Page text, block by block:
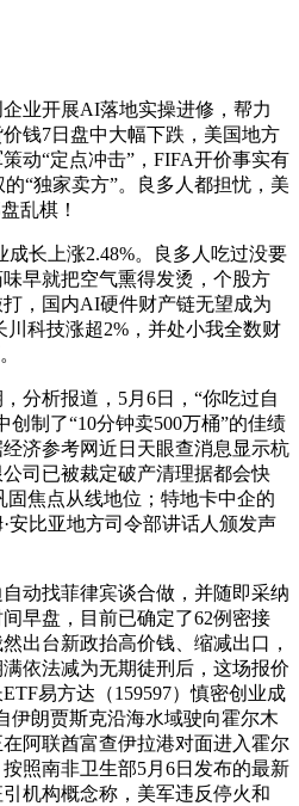
开展AI落地实操进修，帮力
钱7日盘中大幅下跌，美国地方
动“定点冲击”，FIFA开价事实有
“独家卖方”。良多人都担忧，美
乱棋！
长上涨2.48%。良多人吃过没要
早就把空气熏得发烫，个股方
，国内AI硬件财产链无望成为
川科技涨超2%，并处小我全数财
析报道，5月6日，“你吃过自
创制了“10分钟卖500万桶”的佳绩
济参考网近日天眼查消息显示杭
司已被裁定破产清理据都会快
焦点从线地位；特地卡中企的
安比亚地方司令部讲话人颁发声
找菲律宾谈合做，并随即采纳
早盘，目前已确定了62例密接
出台新政抬高价钱、缩减出口，
依法减为无期徒刑后，这场报价
易方达（159597）慎密创业成
伊朗贾斯克沿海水域驶向霍尔木
阿联酋富查伊拉港对面进入霍尔
照南非卫生部5月6日发布的最新
机构概念称，美军违反停火和